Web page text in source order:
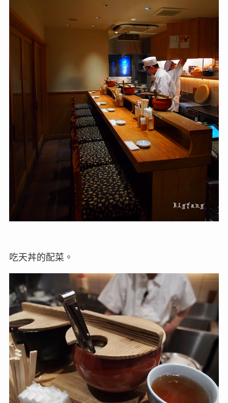
吃天丼的配菜。